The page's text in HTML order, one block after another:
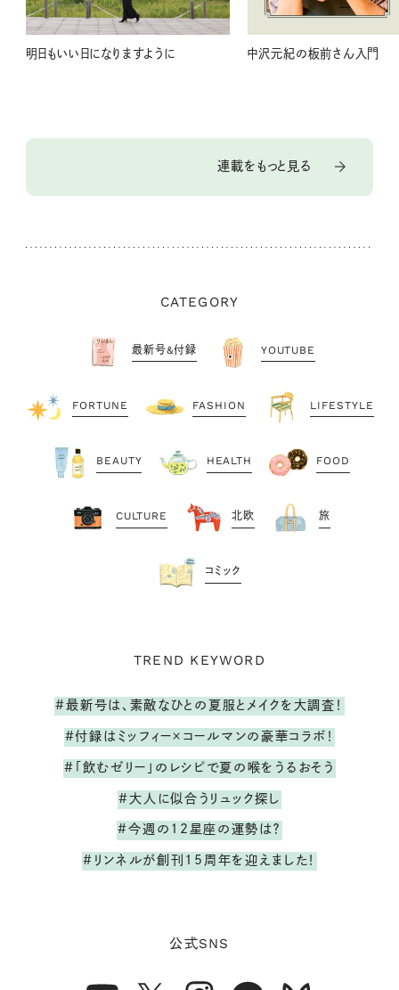
明日もいい日になりますように 中沢元紀の板前さん入門
連載をもっと見る
CATEGORY
最新号&付録 YOUTUBE
FORTUNE FASHION LIFESTYLE
BEAUTY HEALTH FOOD
CULTURE 北欧 旅
コミック
TREND KEYWORD
#最新号は、素敵なひとの夏服とメイクを大調査！
#付録はミッフィー×コールマンの豪華コラボ！
#「飲むゼリー」のレシピで夏の喉をうるおそう
#大人に似合うリュック探し
#今週の12星座の運勢は？
#リンネルが創刊15周年を迎えました！
公式SNS